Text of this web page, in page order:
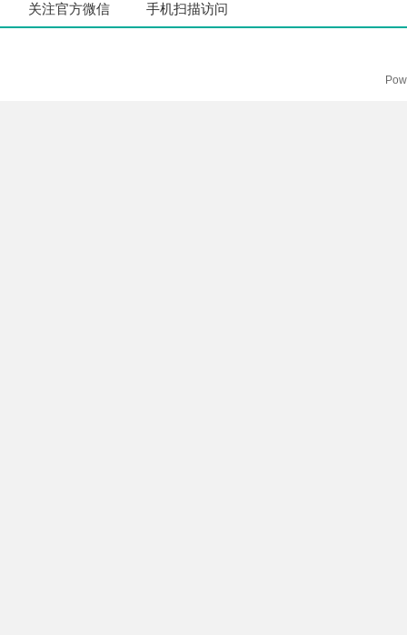
关注官方微信 手机扫描访问